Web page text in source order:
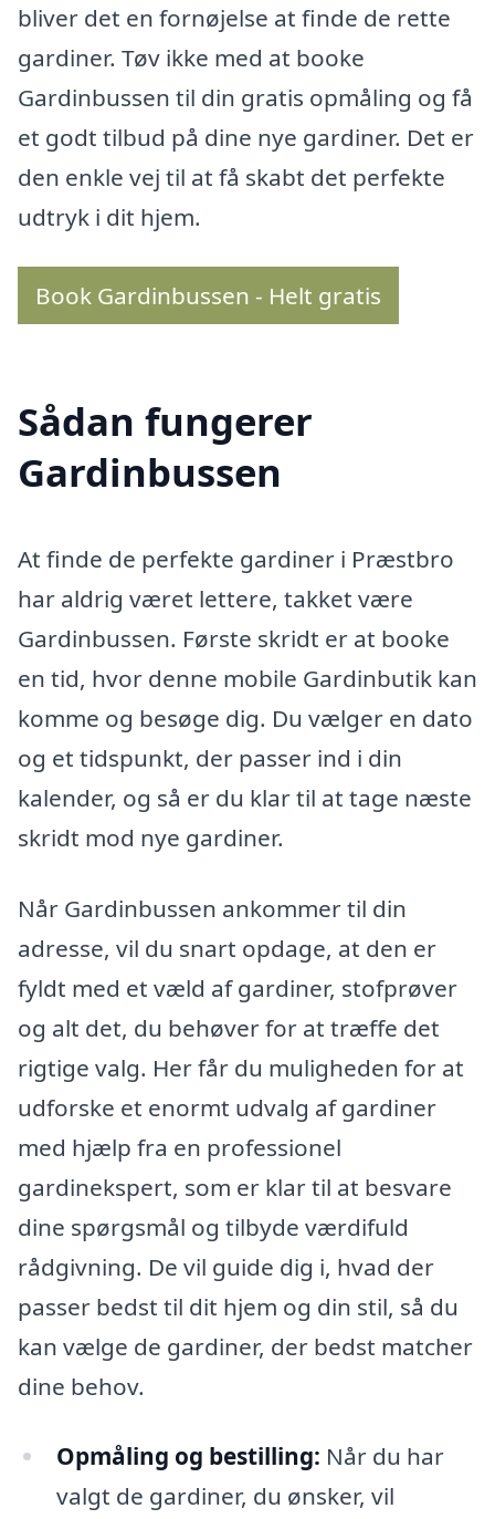
bliver det en fornøjelse at finde de rette
gardiner. Tøv ikke med at booke
Gardinbussen til din gratis opmåling og få
et godt tilbud på dine nye gardiner. Det er
den enkle vej til at få skabt det perfekte
udtryk i dit hjem.
Book Gardinbussen - Helt gratis
Sådan fungerer
Gardinbussen
At finde de perfekte gardiner i Præstbro
har aldrig været lettere, takket være
Gardinbussen. Første skridt er at booke
en tid, hvor denne mobile Gardinbutik kan
komme og besøge dig. Du vælger en dato
og et tidspunkt, der passer ind i din
kalender, og så er du klar til at tage næste
skridt mod nye gardiner.
Når Gardinbussen ankommer til din
adresse, vil du snart opdage, at den er
fyldt med et væld af gardiner, stofprøver
og alt det, du behøver for at træffe det
rigtige valg. Her får du muligheden for at
udforske et enormt udvalg af gardiner
med hjælp fra en professionel
gardinekspert, som er klar til at besvare
dine spørgsmål og tilbyde værdifuld
rådgivning. De vil guide dig i, hvad der
passer bedst til dit hjem og din stil, så du
kan vælge de gardiner, der bedst matcher
dine behov.
Opmåling og bestilling: Når du har
valgt de gardiner, du ønsker, vil